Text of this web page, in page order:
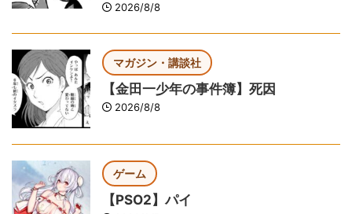
2026/8/8
マガジン・講談社
【金田一少年の事件簿】死因
2026/8/8
ゲーム
【PSO2】パイ